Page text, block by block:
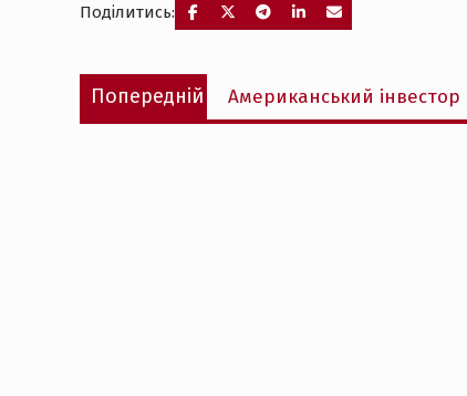
Поділитись:
Навігація
записів
Попередній
Попередній
запис:
Американський інвестор